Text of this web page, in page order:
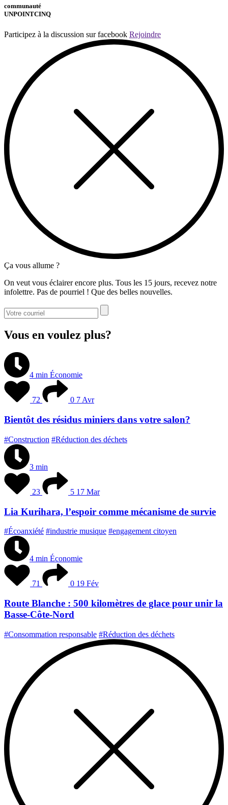
communauté
UNPOINTCINQ
Participez à la discussion sur facebook Rejoindre
Ça vous allume ?
On veut vous éclairer encore plus. Tous les 15 jours, recevez notre
infolettre. Pas de pourriel ! Que des belles nouvelles.
Vous en voulez plus?
4 min Économie
72 0 7 Avr
Bientôt des résidus miniers dans votre salon?
#Construction #Réduction des déchets
3 min
23 5 17 Mar
Lia Kurihara, l’espoir comme mécanisme de survie
#Écoanxiété #industrie musique #engagement citoyen
4 min Économie
71 0 19 Fév
Route Blanche : 500 kilomètres de glace pour unir la
Basse-Côte-Nord
#Consommation responsable #Réduction des déchets